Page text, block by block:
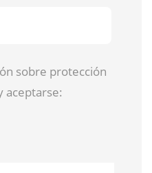
sobre protección
aceptarse: